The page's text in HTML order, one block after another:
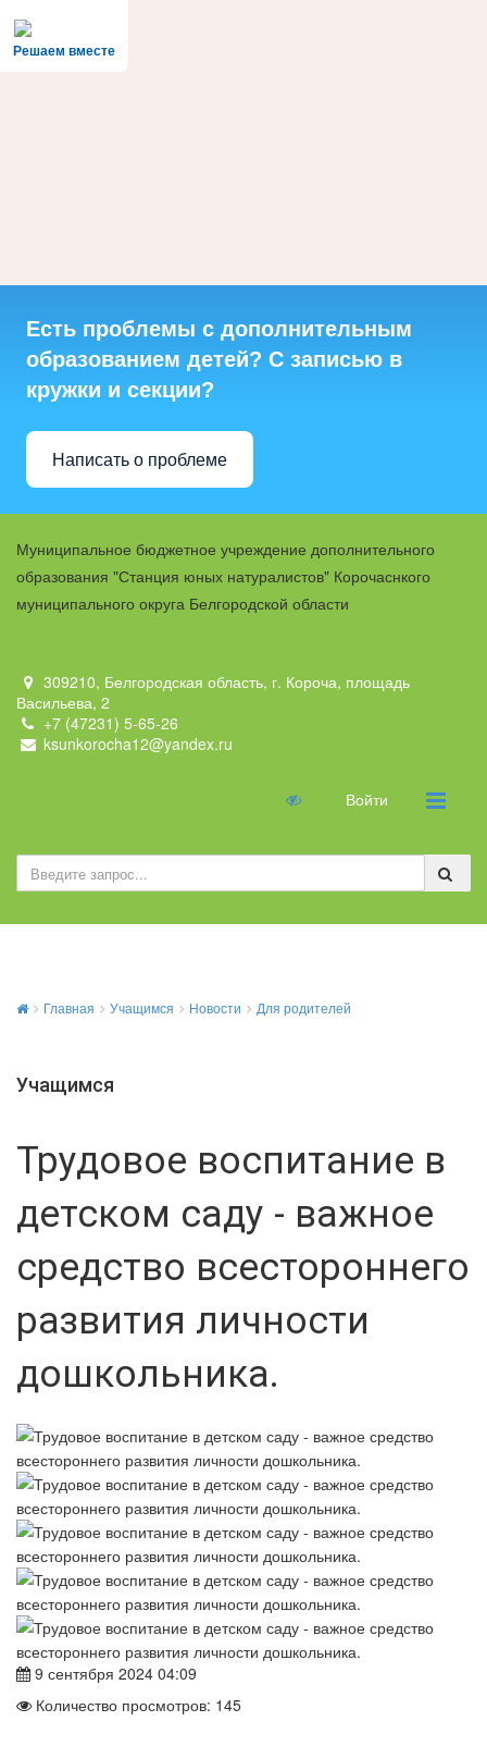
Решаем вместе
Есть проблемы с дополнительным
образованием детей? С записью в
кружки и секции?
Написать о проблеме
Муниципальное бюджетное учреждение дополнительного
образования "Станция юных натуралистов" Корочаснкого
муниципального округа Белгородской области
309210, Белгородская область, г. Короча, площадь
Васильева, 2
+7 (47231) 5-65-26
ksunkorocha12@yandex.ru
Войти
Главная Учащимся Новости Для родителей
Учащимся
Трудовое воспитание в
детском саду - важное
средство всестороннего
развития личности
дошкольника.
9 сентября 2024 04:09
Количество просмотров: 145